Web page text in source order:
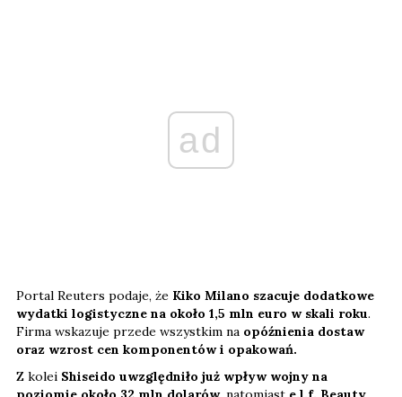
ad
Portal Reuters podaje, że Kiko Milano szacuje dodatkowe
wydatki logistyczne na około 1,5 mln euro w skali roku.
Firma wskazuje przede wszystkim na opóźnienia dostaw
oraz wzrost cen komponentów i opakowań.
Z kolei Shiseido uwzględniło już wpływ wojny na